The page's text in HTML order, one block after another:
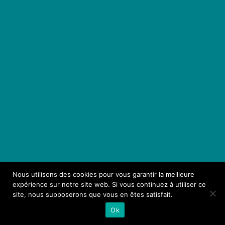
Nous utilisons des cookies pour vous garantir la meilleure
expérience sur notre site web. Si vous continuez à utiliser ce
site, nous supposerons que vous en êtes satisfait.
Ok